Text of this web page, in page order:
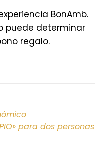
BonAmb.
puede determinar
regalo.
para dos personas